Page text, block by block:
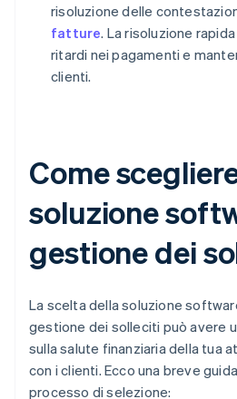
risoluzione delle
fatture. La risoluzione
ritardi nei pagamenti e
clienti.
Come
soluzione
gestione dei
La scelta della soluzione
gestione dei solleciti può avere
sulla salute finanziaria della tua
con i clienti. Ecco una breve
processo di selezione: